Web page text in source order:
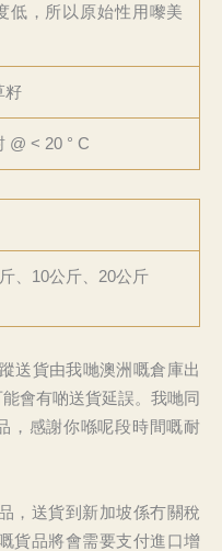
低，所以原始性用嚟美
籽
@ < 20 ° C
、10公斤、20公斤
送貨由我哋澳洲嘅倉庫出
會有啲送貨延誤。我哋同
，感謝你喺呢段時間嘅耐
，送貨到新加坡係冇關稅
貨品將會需要支付進口增